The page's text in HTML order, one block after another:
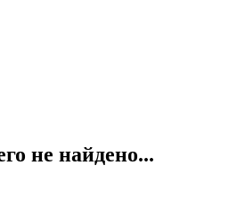
не найдено...